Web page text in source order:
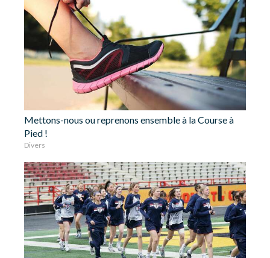
Mettons-nous ou reprenons ensemble à la Course à
Pied !
Divers